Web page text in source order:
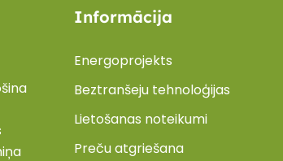
Informācija
Energoprojekts
Beztranšeju tehnoloģijas
Lietošanas noteikumi
Preču atgriešana